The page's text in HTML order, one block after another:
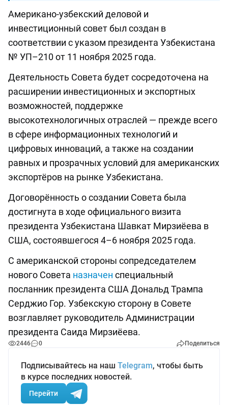
Американо-узбекский деловой и
инвестиционный совет был создан в
соответствии с указом президента Узбекистана
№ УП–210 от 11 ноября 2025 года.
Деятельность Совета будет сосредоточена на
расширении инвестиционных и экспортных
возможностей, поддержке
высокотехнологичных отраслей — прежде всего
в сфере информационных технологий и
цифровых инноваций, а также на создании
равных и прозрачных условий для американских
экспортёров на рынке Узбекистана.
Договорённость о создании Совета была
достигнута в ходе официального визита
президента Узбекистана Шавкат Мирзиёева в
США, состоявшегося 4–6 ноября 2025 года.
С американской стороны сопредседателем
нового Совета назначен специальный
посланник президента США Дональд Трампа
Серджио Гор. Узбекскую сторону в Совете
возглавляет руководитель Администрации
президента Саида Мирзиёева.
2446 0 Поделиться
Подписывайтесь на наш Telegram, чтобы быть
в курсе последних новостей.
Перейти